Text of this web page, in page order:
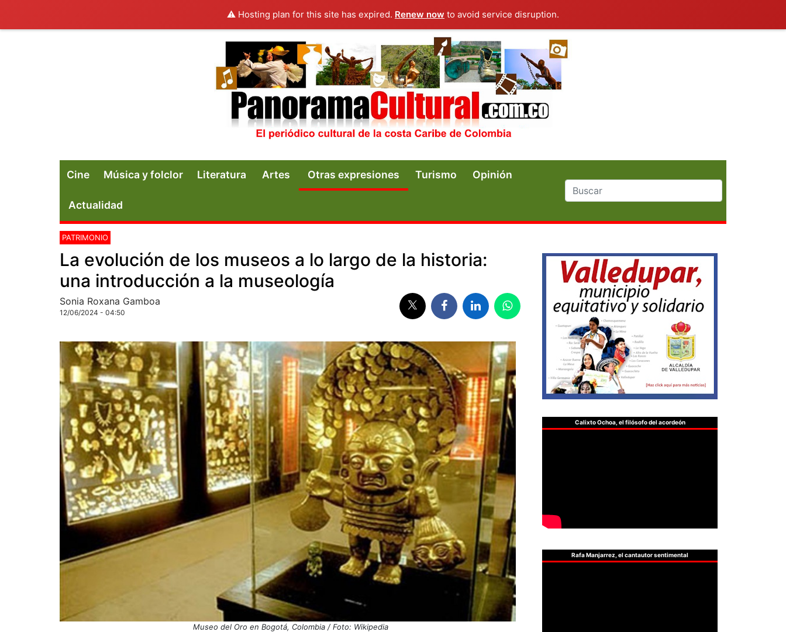
⚠️ Hosting plan for this site has expired. Renew now to avoid service disruption.
Cine Música y folclor Literatura Artes Otras expresiones Turismo Opinión
Actualidad
PATRIMONIO
La evolución de los museos a lo largo de la historia:
una introducción a la museología
Sonia Roxana Gamboa
12/06/2024 - 04:50
Museo del Oro en Bogotá, Colombia / Foto: Wikipedia
Calixto Ochoa, el filósofo del acordeón
Rafa Manjarrez, el cantautor sentimental